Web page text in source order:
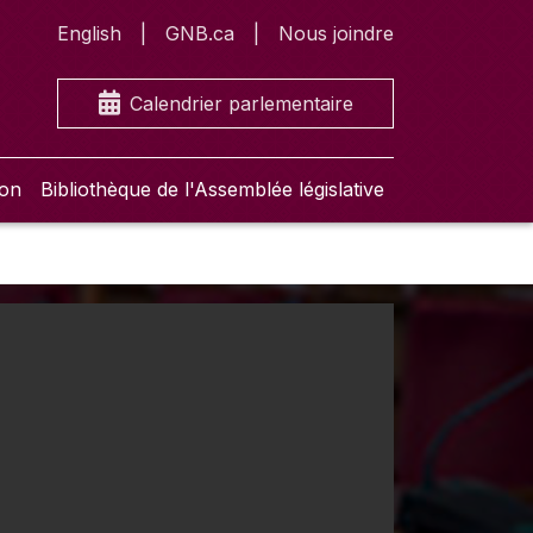
English GNB.ca Nous joindre
Calendrier parlementaire
Bibliothèque de l'Assemblée législative